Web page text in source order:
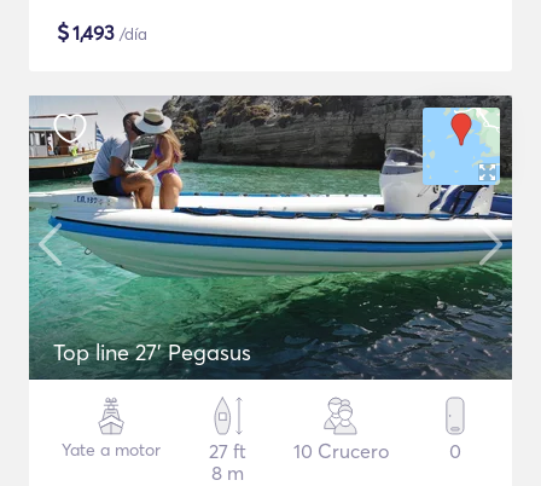
$1,493 /día
Top line 27’ Pegasus
Yate a motor
27 ft
8 m
10 Crucero 0